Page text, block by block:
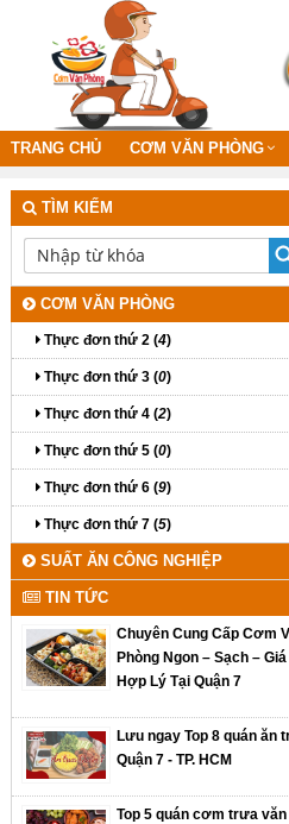
TRANG CHỦ CƠM VĂN PHÒNG
TÌM KIẾM
CƠM VĂN PHÒNG
Thực đơn thứ 2 (4)
Thực đơn thứ 3 (0)
Thực đơn thứ 4 (2)
Thực đơn thứ 5 (0)
Thực đơn thứ 6 (9)
Thực đơn thứ 7 (5)
SUẤT ĂN CÔNG NGHIỆP
TIN TỨC
Chuyên Cung Cấp Cơm
Phòng Ngon – Sạch – Giá
Hợp Lý Tại Quận 7
Lưu ngay Top 8 quán ăn
Quận 7 - TP. HCM
Top 5 quán cơm trưa văn